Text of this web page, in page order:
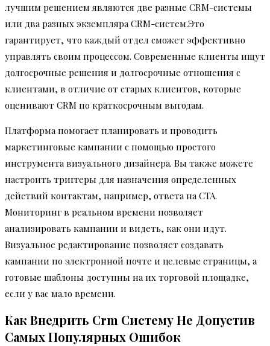
лучшим решением являются две разные CRM-системы
или два разных экземпляра CRM-систем.Это
гарантирует, что каждый отдел сможет эффективно
управлять своим процессом. Современные клиенты ищут
долгосрочные решения и долгосрочные отношения с
клиентами, в отличие от старых клиентов, которые
оценивают CRM по краткосрочным выгодам.
Платформа помогает планировать и проводить
маркетинговые кампании с помощью простого
инструмента визуального дизайнера. Вы также можете
настроить триггеры для назначения определенных
действий контактам, например, ответа на CTA.
Мониторинг в реальном времени позволяет
анализировать кампании и видеть, как они идут.
Визуальное редактирование позволяет создавать
кампании по электронной почте и целевые страницы, а
готовые шаблоны доступны на их торговой площадке,
если у вас мало времени.
Как Внедрить Crm Систему Не Допустив
Самых Популярных Ошибок